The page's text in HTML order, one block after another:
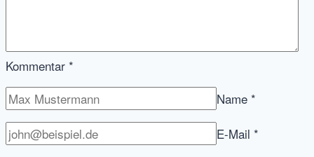
Kommentar *
Name *
E-Mail *